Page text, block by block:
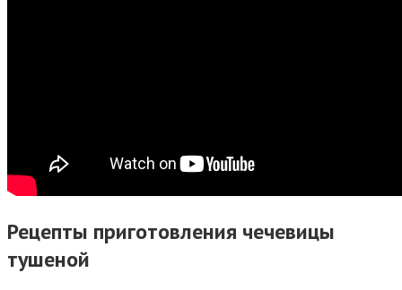
Рецепты приготовления чечевицы
тушеной